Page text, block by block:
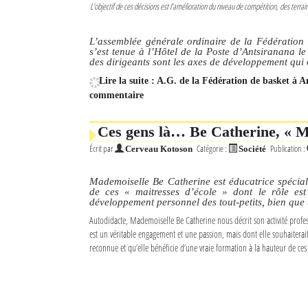
Les Petites Annonces
La Tribune de Diego en PDF
L’objectif de ces décisions est l’amélioration du niveau de compétition, des
L’assemblée générale ordinaire de la
s’est tenue à l’Hôtel de la Poste d’Antsiranana
des dirigeants sont les axes de développement qui
Lire la suite : A.G. de la Fédération de basket à
commentaire
Ces gens là… Be Catherine, «
Écrit par Cerveau Kotoson Catégorie : Société Publication :
Mademoiselle Be Catherine est éducatrice
de ces « maitresses d’école » dont le rôle
développement personnel des tout-petits, bien
Autodidacte, Mademoiselle Be Catherine nous décrit son activité
est un véritable engagement et une passion, mais dont elle
reconnue et qu’elle bénéficie d’une vraie formation à la hauteur de